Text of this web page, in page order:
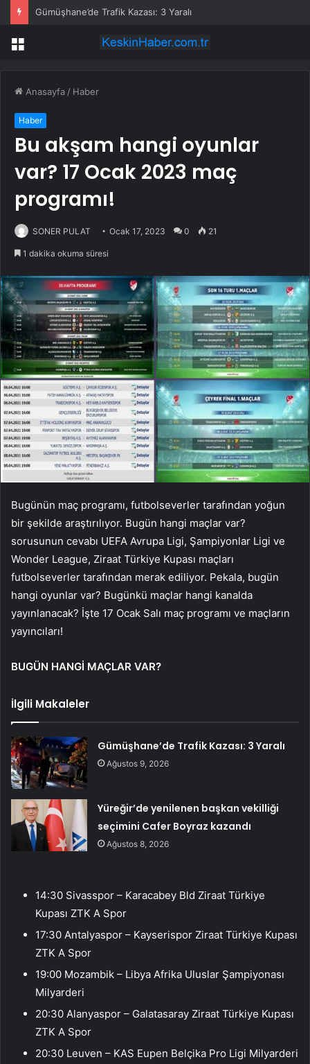
Gümüşhane’de Trafik Kazası: 3 Yaralı
Menü
Anasayfa / Haber
Haber
Bu akşam hangi oyunlar
var? 17 Ocak 2023 maç
programı!
SONER PULAT Ocak 17, 2023 0 21
1 dakika okuma süresi
Bugünün maç programı, futbolseverler tarafından yoğun
bir şekilde araştırılıyor. Bugün hangi maçlar var?
sorusunun cevabı UEFA Avrupa Ligi, Şampiyonlar Ligi ve
Wonder League, Ziraat Türkiye Kupası maçları
futbolseverler tarafından merak ediliyor. Pekala, bugün
hangi oyunlar var? Bugünkü maçlar hangi kanalda
yayınlanacak? İşte 17 Ocak Salı maç programı ve maçların
yayıncıları!
BUGÜN HANGİ MAÇLAR VAR?
İlgili Makaleler
Gümüşhane’de Trafik Kazası: 3 Yaralı
Ağustos 9, 2026
Yüreğir’de yenilenen başkan vekilliği
seçimini Cafer Boyraz kazandı
Ağustos 8, 2026
14:30 Sivasspor – Karacabey Bld Ziraat Türkiye
Kupası ZTK A Spor
17:30 Antalyaspor – Kayserispor Ziraat Türkiye Kupası
ZTK A Spor
19:00 Mozambik – Libya Afrika Uluslar Şampiyonası
Milyarderi
20:30 Alanyaspor – Galatasaray Ziraat Türkiye Kupası
ZTK A Spor
20:30 Leuven – KAS Eupen Belçika Pro Ligi Milyarderi